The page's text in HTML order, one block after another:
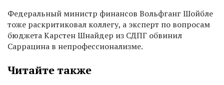
Федеральный министр финансов Вольфганг Шойбле
тоже раскритиковал коллегу, а эксперт по вопросам
бюджета Карстен Шнайдер из СДПГ обвинил
Саррацина в непрофессионализме.
Читайте также